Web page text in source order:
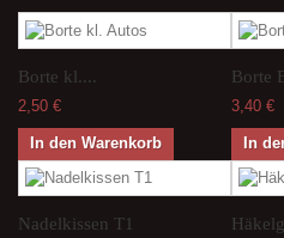
Borte kl....
2,50 €
In den Warenkorb
Borte
3,40 €
In
Nadelkissen T1